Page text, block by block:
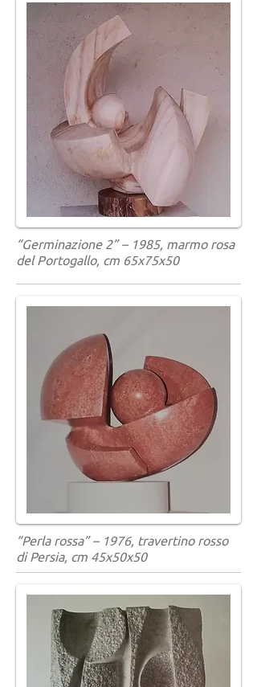
“Germinazione 2” – 1985, marmo rosa
del Portogallo, cm 65x75x50
“Perla rossa” – 1976, travertino rosso
di Persia, cm 45x50x50